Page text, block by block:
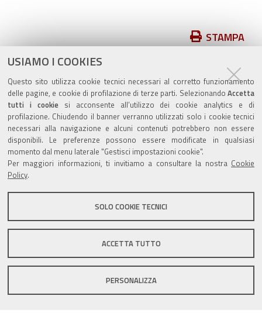
USIAMO I COOKIES
Questo sito utilizza cookie tecnici necessari al corretto funzionamento
delle pagine, e cookie di profilazione di terze parti. Selezionando Accetta
tutti i cookiesi acconsente all’utilizzo dei cookie analytics e di
profilazione. Chiudendo il banner verranno utilizzati solo i cookie tecnici
necessari alla navigazione e alcuni contenuti potrebbero non essere
disponibili. Le preferenze possono essere modificate in qualsiasi
momento dal menu laterale "Gestisci impostazioni cookie".
Per maggiori informazioni, ti invitiamo a consultare la nostra Cookie
Policy.
SOLO COOKIE TECNICI
ACCETTA TUTTO
PERSONALIZZA
documento
STAMPA
pubblicato il26/11/2018
ultima modificalo scorso Martedì alle 06:41
Valuta questo sito
Sito istituzionale Comune di Zola Predosa
DPO|Accessibilità